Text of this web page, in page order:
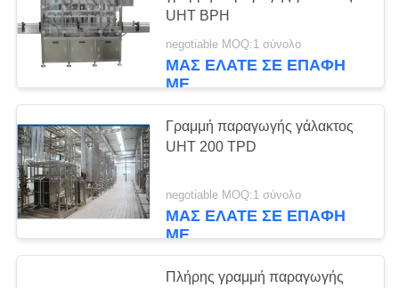
ΠΟΙΟΤΙΚΌΣ
ΈΛΕΓΧΟΣ
ΜΑΣ
ΕΛΆΤΕ
ΣΕ
ΕΠΑΦΉ
ΜΕ
γάλακτος
Monoblock
Αποστηρωμένη
γεμίζοντας γραμμή
γάλακτος
UHT BPH
negotiable MOQ:1 σύνολο
ΜΑΣ ΕΛΆΤΕ ΣΕ ΕΠΑΦΉ
ΜΕ
Γραμμή παραγωγής γάλακτος
UHT 200 TPD
negotiable MOQ:1 σύνολο
ΜΑΣ ΕΛΆΤΕ ΣΕ ΕΠΑΦΉ
ΜΕ
Πλήρης γραμμή παραγωγής